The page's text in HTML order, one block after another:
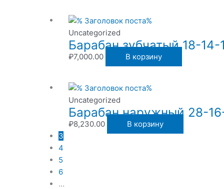
Uncategorized
Барабан зубчатый 18-14-
₽7,000.00 В корзину
Uncategorized
Барабан наружный 28-
₽8,230.00
В корзину
3
4
5
6
…